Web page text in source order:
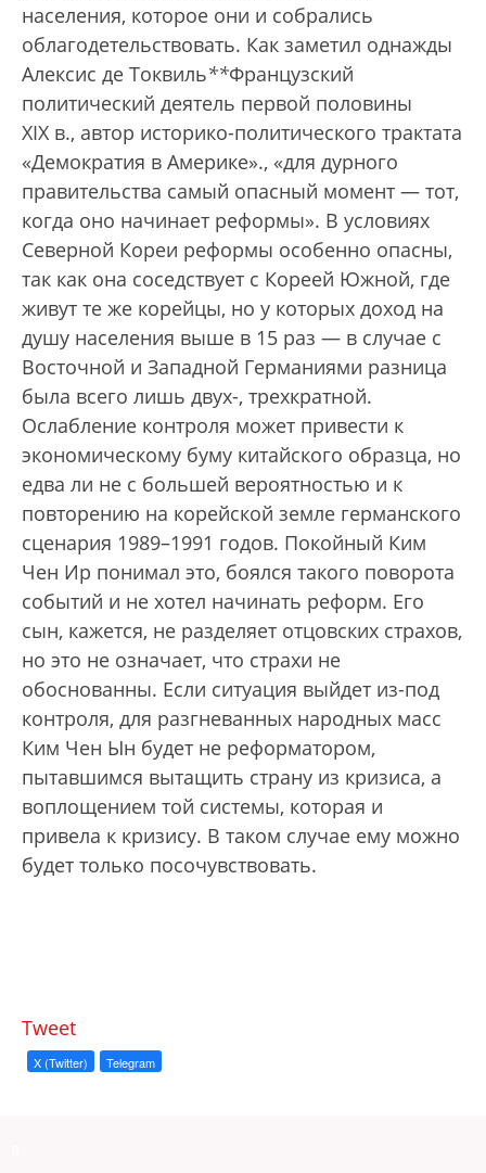
населения, которое они и собрались
облагодетельствовать. Как заметил однажды
Алексис де Токвиль**Французский
политический деятель первой половины
XIX в., автор историко-политического трактата
«Демократия в Америке»., «для дурного
правительства самый опасный момент — тот,
когда оно начинает реформы». В условиях
Северной Кореи реформы особенно опасны,
так как она соседствует с Кореей Южной, где
живут те же корейцы, но у которых доход на
душу населения выше в 15 раз — в случае с
Восточной и Западной Германиями разница
была всего лишь двух-, трехкратной.
Ослабление контроля может привести к
экономическому буму китайского образца, но
едва ли не с большей вероятностью и к
повторению на корейской земле германского
сценария 1989–1991 годов. Покойный Ким
Чен Ир понимал это, боялся такого поворота
событий и не хотел начинать реформ. Его
сын, кажется, не разделяет отцовских страхов,
но это не означает, что страхи не
обоснованны. Если ситуация выйдет из-под
контроля, для разгневанных народных масс
Ким Чен Ын будет не реформатором,
пытавшимся вытащить страну из кризиса, а
воплощением той системы, которая и
привела к кризису. В таком случае ему можно
будет только посочувствовать.
Tweet
X (Twitter) Telegram